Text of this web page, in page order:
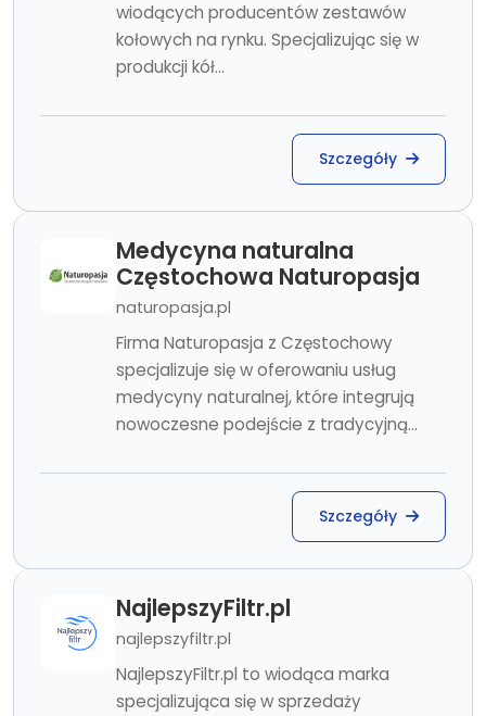
wiodących producentów zestawów
kołowych na rynku. Specjalizując się w
produkcji kół...
Szczegóły
Medycyna naturalna
Częstochowa Naturopasja
naturopasja.pl
Firma Naturopasja z Częstochowy
specjalizuje się w oferowaniu usług
medycyny naturalnej, które integrują
nowoczesne podejście z tradycyjną...
Szczegóły
NajlepszyFiltr.pl
najlepszyfiltr.pl
NajlepszyFiltr.pl to wiodąca marka
specjalizująca się w sprzedaży